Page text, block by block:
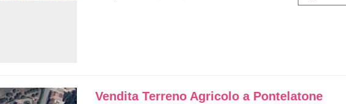
Vendita Terreno Agricolo a Pontelatone